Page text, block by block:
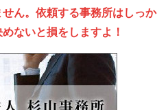
ん。依頼する事務所はしっか
ないと損をしますよ！